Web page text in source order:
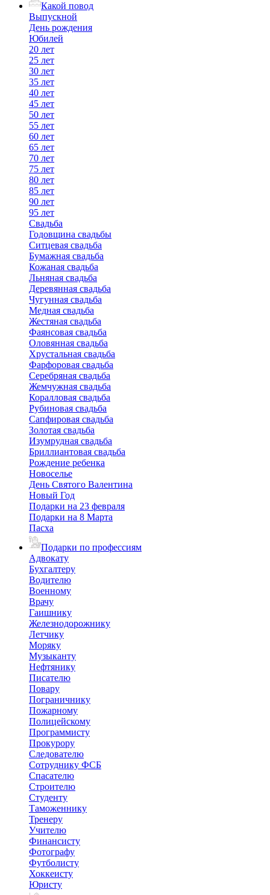
Какой повод
Выпускной
День рождения
Юбилей
20 лет
25 лет
30 лет
35 лет
40 лет
45 лет
50 лет
55 лет
60 лет
65 лет
70 лет
75 лет
80 лет
85 лет
90 лет
95 лет
Свадьба
Годовщина свадьбы
Ситцевая свадьба
Бумажная свадьба
Кожаная свадьба
Льняная свадьба
Деревянная свадьба
Чугунная свадьба
Медная свадьба
Жестяная свадьба
Фаянсовая свадьба
Оловянная свадьба
Хрустальная свадьба
Фарфоровая свадьба
Серебряная свадьба
Жемчужная свадьба
Коралловая свадьба
Рубиновая свадьба
Сапфировая свадьба
Золотая свадьба
Изумрудная свадьба
Бриллиантовая свадьба
Рождение ребенка
Новоселье
День Святого Валентина
Новый Год
Подарки на 23 февраля
Подарки на 8 Марта
Пасха
Подарки по профессиям
Адвокату
Бухгалтеру
Водителю
Военному
Врачу
Гаишнику
Железнодорожнику
Летчику
Моряку
Музыканту
Нефтянику
Писателю
Повару
Пограничнику
Пожарному
Полицейскому
Программисту
Прокурору
Следователю
Сотруднику ФСБ
Спасателю
Строителю
Студенту
Таможеннику
Тренеру
Учителю
Финансисту
Фотографу
Футболисту
Хоккеисту
Юристу